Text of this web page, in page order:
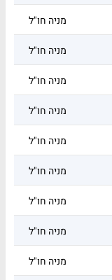
מניה חו"ל
מניה חו"ל
מניה חו"ל
מניה חו"ל
מניה חו"ל
מניה חו"ל
מניה חו"ל
מניה חו"ל
מניה חו"ל